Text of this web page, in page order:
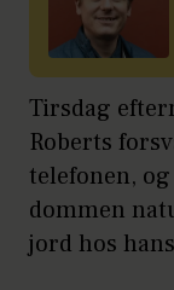
Tirsdag
Roberts
telefonen,
dommen
jord hos